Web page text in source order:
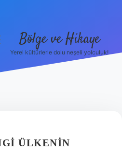
Bölge ve Hikaye
Yerel kültürlerle dolu neşeli yolculuk!
ÜLKENIN